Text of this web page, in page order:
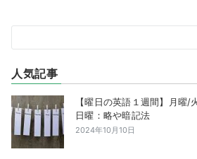
人気記事
【曜日の英語１週間】月
日曜：略や暗記法
2024年10月10日